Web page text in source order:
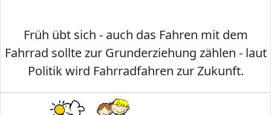
Früh übt sich - auch das Fahren mit dem
Fahrrad sollte zur Grunderziehung zählen - laut
Politik wird Fahrradfahren zur Zukunft.